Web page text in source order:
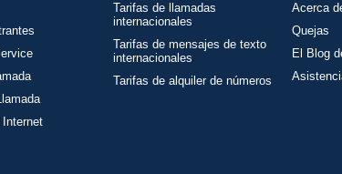
Internet
Tarifas de llamadas
internacionales
Tarifas de mensajes de texto
internacionales
Tarifas de alquiler de números
Acerca
Quejas
El Blog